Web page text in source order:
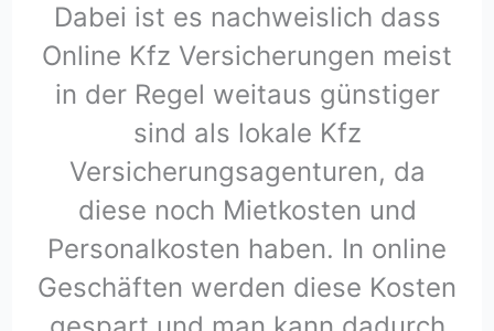
Dabei ist es nachweislich dass
Online Kfz Versicherungen meist
in der Regel weitaus günstiger
sind als lokale Kfz
Versicherungsagenturen, da
diese noch Mietkosten und
Personalkosten haben. In online
Geschäften werden diese Kosten